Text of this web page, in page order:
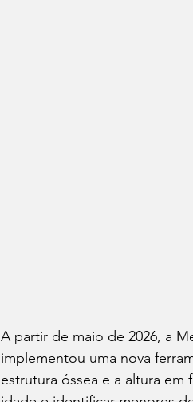
A partir de maio de 2026, a
implementou uma nova
estrutura óssea e a altura